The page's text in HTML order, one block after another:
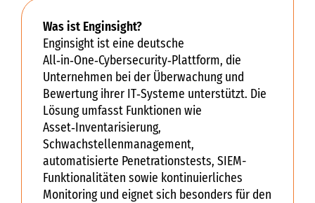
Was ist Enginsight?
Enginsight ist eine deutsche
All‑in‑One‑Cybersecurity‑Plattform, die
Unternehmen bei der Überwachung und
Bewertung ihrer IT‑Systeme unterstützt. Die
Lösung umfasst Funktionen wie
Asset‑Inventarisierung,
Schwachstellenmanagement,
automatisierte Penetrationstests, SIEM-
Funktionalitäten sowie kontinuierliches
Monitoring und eignet sich besonders für den